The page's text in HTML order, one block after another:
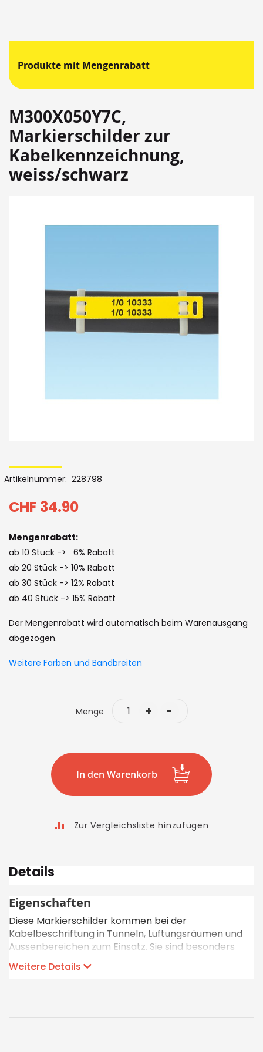
Produkte mit Mengenrabatt
M300X050Y7C,
Markierschilder zur
Kabelkennzeichnung,
weiss/schwarz
Bildergalerie
to
the
beginning
of
the
images
gallery
CHF 34.90
Artikelnummer 228798
Mengenrabatt:
ab 10 Stück -> 6% Rabatt
ab 20 Stück -> 10% Rabatt
ab 30 Stück -> 12% Rabatt
ab 40 Stück -> 15% Rabatt
Der Mengenrabatt wird automatisch beim Warenausgang
abgezogen.
Weitere Farben und Bandbreiten
Menge -
+
In den Warenkorb
Zur Vergleichsliste hinzufügen
Details
Eigenschaften
Diese Markierschilder kommen bei der
Kabelbeschriftung in Tunneln, Lüftungsräumen und
Aussenbereichen zum Einsatz. Sie sind besonders
resistent gegen hohe Temperaturen, Chemikalien
und Öle. Zudem sind sie nicht klebend und
Weitere Details